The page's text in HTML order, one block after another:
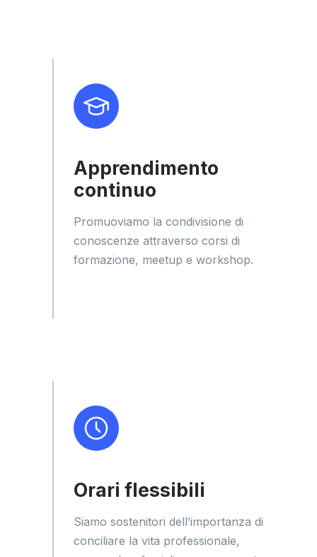
Apprendimento
continuo
Promuoviamo la condivisione di
conoscenze attraverso corsi di
formazione, meetup e workshop.
Orari flessibili
Siamo sostenitori dell’importanza di
conciliare la vita professionale,